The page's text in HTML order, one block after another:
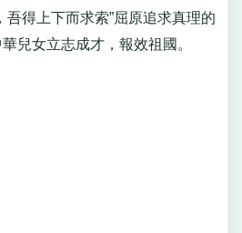
吾得上下而求索”屈原追求真理的
兒女立志成才，報效祖國。